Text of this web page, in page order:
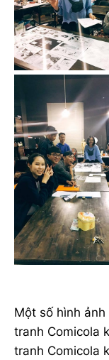
Một số hình
tranh Comicola
tranh Comicola